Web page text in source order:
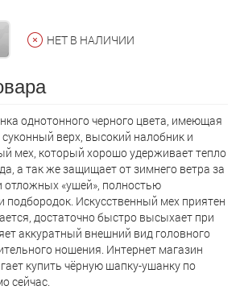
НЕТ В НАЛИЧИИ
однотонного черного цвета, имеющая
верх, высокий налобник и
мех, который хорошо удерживает тепло
а так же защищает от зимнего ветра за
отложных «ушей», полностью
Искусственный мех приятен
достаточно быстро высыхает при
аккуратный внешний вид головного
ношения. Интернет магазин
кyпить чёрную шапку-ушанку по
сейчас.